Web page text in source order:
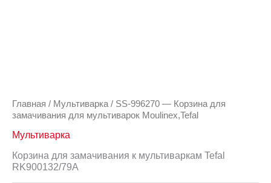
Главная / Мультиварка / SS-996270 — Корзина для
замачивания для мультиварок Moulinex,Tefal
Мультиварка
Корзина для замачивания к мультиваркам Tefal
RK900132/79A